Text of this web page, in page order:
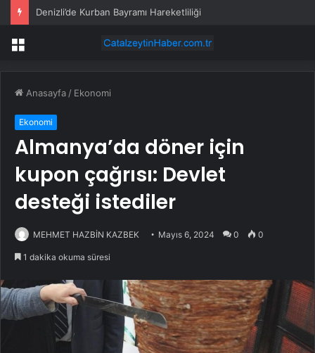
Denizli’de Kurban Bayramı Hareketliliği
Menü
Anasayfa / Ekonomi
Ekonomi
Almanya’da döner için
kupon çağrısı: Devlet
desteği istediler
MEHMET HAZBİN KAZBEK Mayıs 6, 2024 0 0
1 dakika okuma süresi